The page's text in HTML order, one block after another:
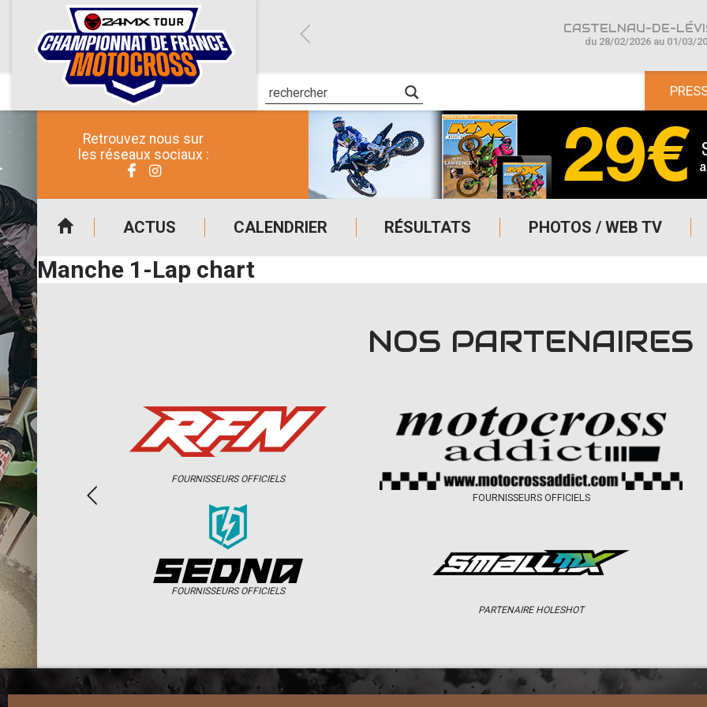
Retrouvez nous sur
les réseaux sociaux :
ACTUS CALENDRIER RÉSULTATS PHOTOS / WEB TV
CASTELNAU-DE-
du 28/02/2026 au 01/03/
Manche 1-Lap chart
NOS PARTENAIRES
FOURNISSEURS OFFICIELS
FOURNISSEURS OFFICIELS
FOURNISSEURS OFFICIELS
PARTENAIRE HOLESHOT